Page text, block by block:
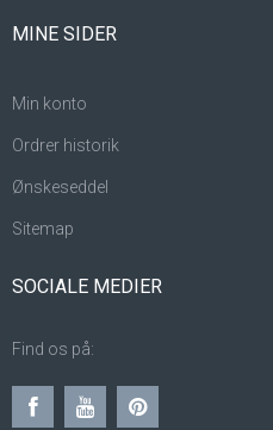
MINE SIDER
Min konto
Ordrer historik
Ønskeseddel
Sitemap
SOCIALE MEDIER
Find os på: